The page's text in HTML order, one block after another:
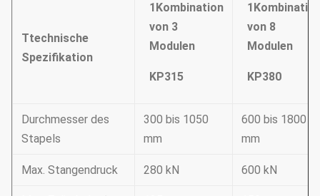
Ttechnische
Spezifikation
1Kombination
von 3
Modulen
KP315
1
von 8
Modulen
KP380
Durchmesser des
Stapels
300 bis 1050
mm
600 bis 1800
mm
Max. Stangendruck 280 kN 600 kN